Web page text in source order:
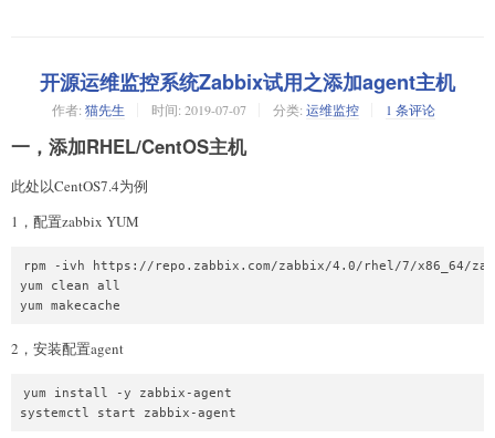
开源运维监控系统Zabbix试用之添加agent主机
作者: 猫先生 时间: 2019-07-07 分类: 运维监控 1 条评论
一，添加RHEL/CentOS主机
此处以CentOS7.4为例
1，配置zabbix YUM
rpm -ivh https://repo.zabbix.com/zabbix/4.0/rhel/7/x86_64/
yum clean all
yum makecache
2，安装配置agent
yum install -y zabbix-agent
systemctl start zabbix-agent